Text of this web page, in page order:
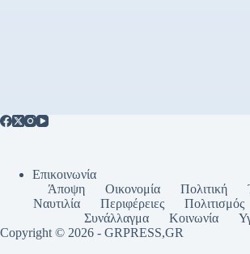
Επικοινωνία
Άποψη
Οικονομία Πολιτική
Ναυτιλία
Περιφέρειες Πολιτισμός
Συνάλλαγμα
Κοινωνία
Copyright © 2026 - GRPRESS,GR